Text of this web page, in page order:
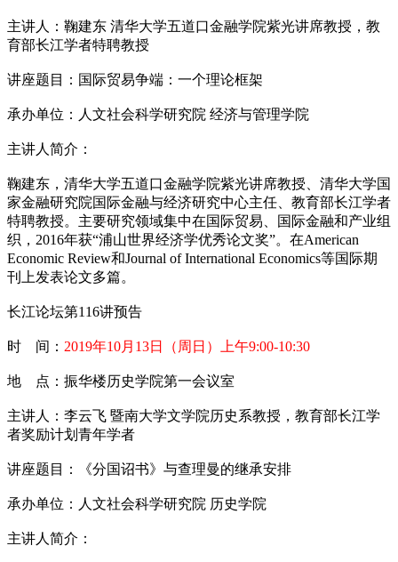
主讲人：鞠建东 清华大学五道口金融学院紫光讲席教授，教
育部长江学者特聘教授
讲座题目：国际贸易争端：一个理论框架
承办单位：人文社会科学研究院 经济与管理学院
主讲人简介：
鞠建东，清华大学五道口金融学院紫光讲席教授、清华大学国
家金融研究院国际金融与经济研究中心主任、教育部长江学者
特聘教授。主要研究领域集中在国际贸易、国际金融和产业组
织，2016年获“浦山世界经济学优秀论文奖”。在American
Economic Review和Journal of International Economics等国际期
刊上发表论文多篇。
长江论坛第116讲预告
时 间： 2019年10月13日（周日）上午9:00-10:30
地 点：振华楼历史学院第一会议室
主讲人：李云飞 暨南大学文学院历史系教授，教育部长江学
者奖励计划青年学者
讲座题目：《分国诏书》与查理曼的继承安排
承办单位：人文社会科学研究院 历史学院
主讲人简介：